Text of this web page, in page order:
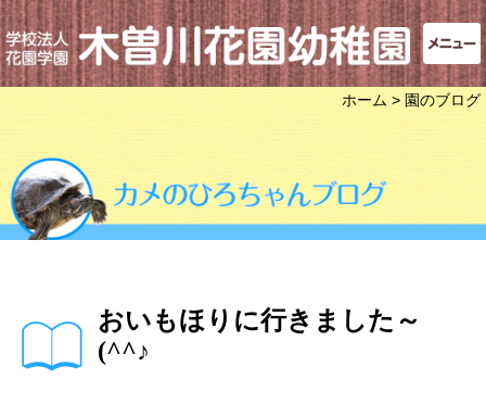
ホーム > 園のブログ
おいもほりに行きました～
(^^♪